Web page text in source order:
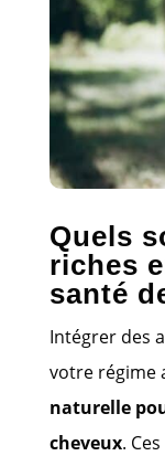
Quels
riches
santé
Intégrer des
votre régime
naturelle
cheveux.